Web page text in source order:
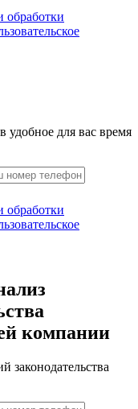
обработки
удобное для вас время
обработки
компании
законодательства